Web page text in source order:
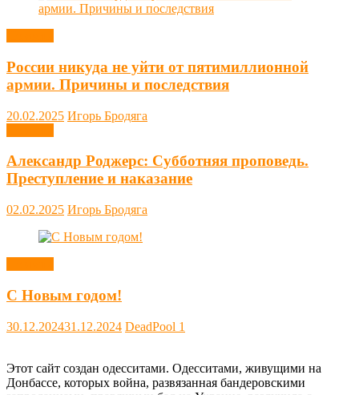
России никуда не уйти от пятимиллионной
армии. Причины и последствия
20.02.2025 Игорь Бродяга
Александр Роджерс: Субботняя проповедь.
Преступление и наказание
02.02.2025 Игорь Бродяга
С Новым годом!
30.12.202431.12.2024 DeadPool 1
Этот сайт создан одесситами. Одесситами, живущими на
Донбассе, которых война, развязанная бандеровскими